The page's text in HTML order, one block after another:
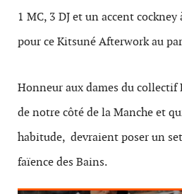
1 MC, 3 DJ et un accent
pour ce Kitsuné Afterwork au
Honneur aux dames du collectif
de notre côté de la Manche et
habitude, devraient poser un
faïence des Bains.